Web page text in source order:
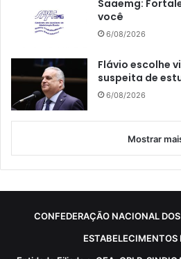
Saaemg:
você
6/08/2026
Flávio escolhe
suspeita de
6/08/2026
Mostrar
CONFEDERAÇÃO NACIONAL
ESTABELECIMENTOS